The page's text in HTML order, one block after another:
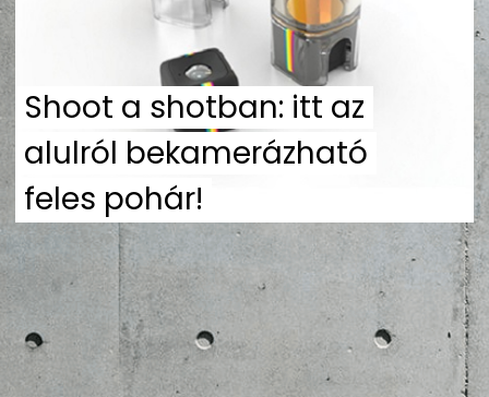
IMPRESSZUM
PR-ARCHÍVUM
ADATKEZELÉSI TÁJÉKOZTATÓ
Shoot a shotban: itt az
alulról bekamerázható
feles pohár!